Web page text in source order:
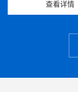
查看详情